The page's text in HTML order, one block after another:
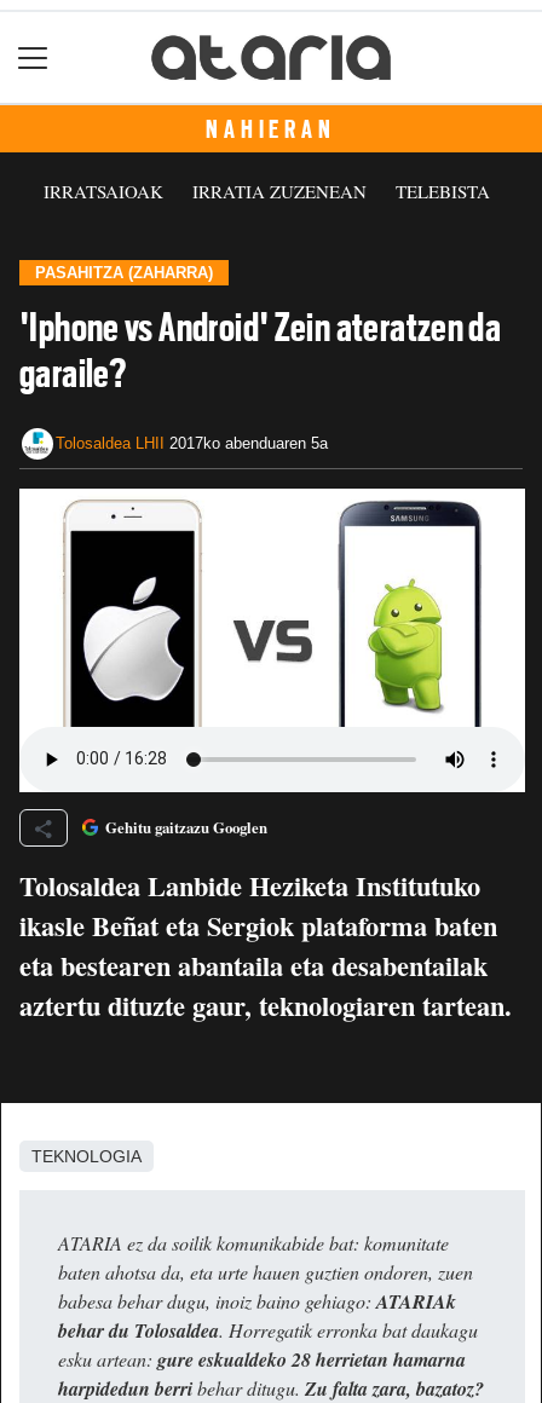
NAHIERAN
IRRATSAIOAK IRRATIA ZUZENEAN TELEBISTA
PASAHITZA (ZAHARRA)
'Iphone vs Android' Zein ateratzen da
garaile?
Tolosaldea LHII 2017ko abenduaren 5a
Gehitu gaitzazu Googlen
Tolosaldea Lanbide Heziketa Institutuko
ikasle Beñat eta Sergiok plataforma baten
eta bestearen abantaila eta desabentailak
aztertu dituzte gaur, teknologiaren tartean.
TEKNOLOGIA
ATARIA ez da soilik komunikabide bat: komunitate
baten ahotsa da, eta urte hauen guztien ondoren, zuen
babesa behar dugu, inoiz baino gehiago: ATARIAk
behar du Tolosaldea. Horregatik erronka bat daukagu
esku artean: gure eskualdeko 28 herrietan hamarna
harpidedun berribehar ditugu. Zu falta zara, bazatoz?